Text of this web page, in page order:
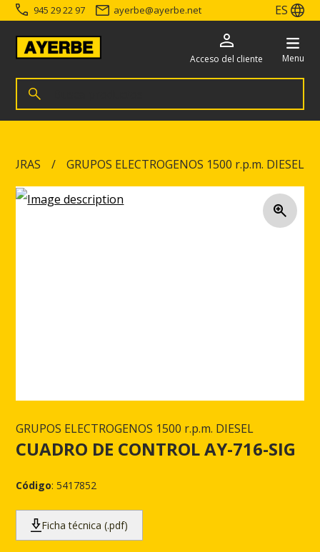
Ir directamente al contenido
945 29 22 97 ayerbe@ayerbe.net ES
Busca productos
Acceso del cliente Menu
GRUPOS ELECTROGENOS 1500 r.p.m. DIESEL
GRUPOS ELECTROGENOS 1500 r.p.m. DIESEL
CUADRO DE CONTROL AY-716-SIG
Código: 5417852
Ficha técnica (.pdf)